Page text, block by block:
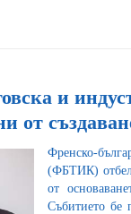
и
от
Френско-
(ФБТИК)
от
Събитието бе